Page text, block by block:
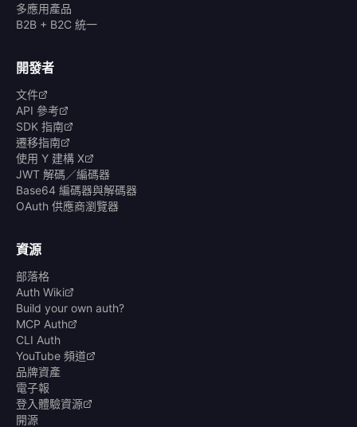
多應用產品
B2B + B2C 統一
開發者
文件
API 參考
SDK 指南
遷移指南
使用 Y 建構 X
JWT 解碼／編碼器
Base64 編碼器與解碼器
OAuth 供應商瀏覽器
資源
部落格
Auth Wiki
Build your own auth?
MCP Auth
CLI Auth
YouTube 頻道
品牌資產
電子報
登入體驗資源
開源